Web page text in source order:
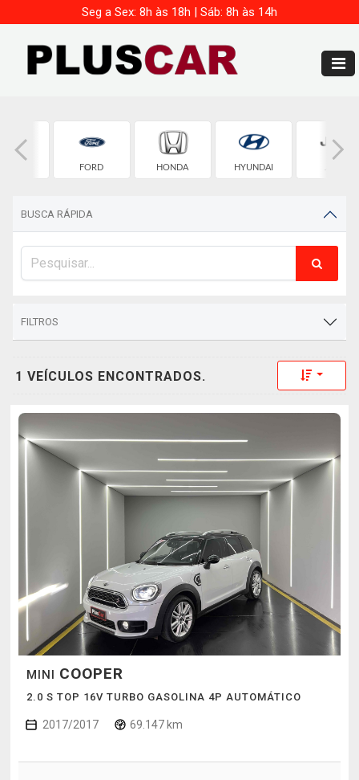
Seg a Sex: 8h às 18h | Sáb: 8h às 14h
FORD HONDA HYUNDAI
BUSCA RÁPIDA
FILTROS
1 VEÍCULOS ENCONTRADOS. Toggle
MINI COOPER
2.0 S TOP 16V TURBO GASOLINA 4P AUTOMÁTICO
2017/2017 69.147 km